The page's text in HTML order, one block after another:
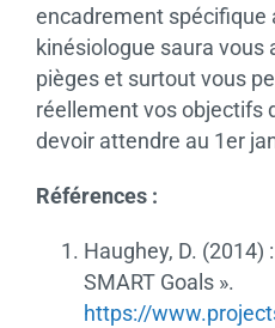
encadrement spécifique
kinésiologue saura vous
pièges et surtout vous
réellement vos objectifs
devoir attendre au 1er
Références :
Haughey, D. (2014)
SMART Goals ».
https://